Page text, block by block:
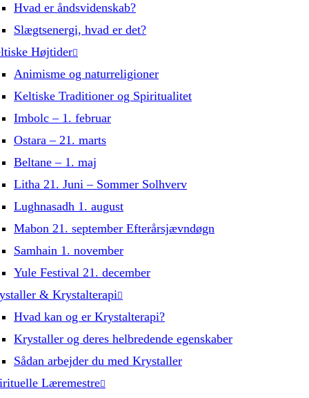
Hvad er åndsvidenskab?
Slægtsenergi, hvad er det?
Højtider
Animisme og naturreligioner
Keltiske Traditioner og Spiritualitet
Imbolc – 1. februar
Ostara – 21. marts
Beltane – 1. maj
Litha 21. Juni – Sommer Solhverv
Lughnasadh 1. august
Mabon 21. september Efterårsjævndøgn
Samhain 1. november
Yule Festival 21. december
& Krystalterapi
Hvad kan og er Krystalterapi?
Krystaller og deres helbredende egenskaber
Sådan arbejder du med Krystaller
Læremestre